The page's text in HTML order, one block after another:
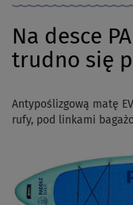
Na desce
trudno się
Antypoślizgową matę
rufy, pod linkami